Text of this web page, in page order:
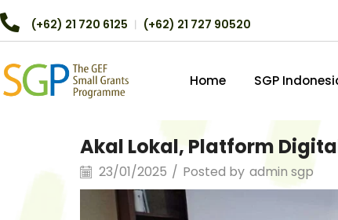
(+62) 21 720 6125 ︱ (+62) 21 727 90520
Home SGP
Akal Lokal, Platform
23/01/2025 / Posted by admin sgp